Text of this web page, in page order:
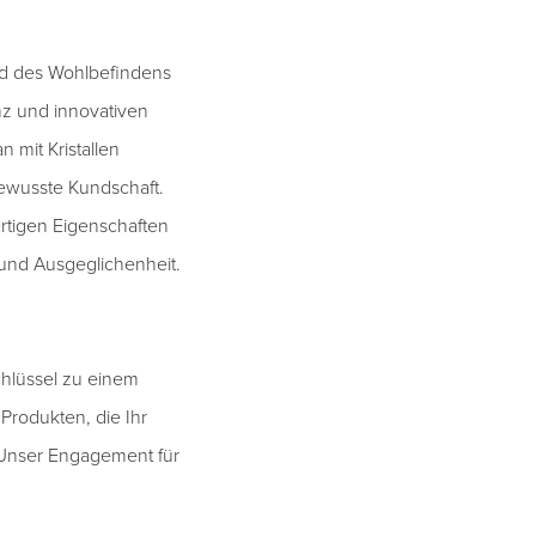
des Wohlbefindens
und innovativen
mit Kristallen
Kundschaft.
Eigenschaften
Ausgeglichenheit.
zu einem
die Ihr
Engagement für